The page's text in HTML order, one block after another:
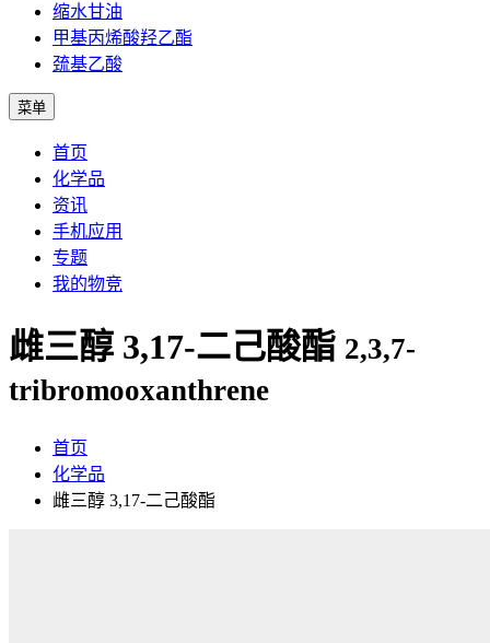
缩水甘油
甲基丙烯酸羟乙酯
巯基乙酸
菜单
首页
化学品
资讯
手机应用
专题
我的物竞
雌三醇 3,17-二己酸酯 2,3,7-
tribromooxanthrene
首页
化学品
雌三醇 3,17-二己酸酯